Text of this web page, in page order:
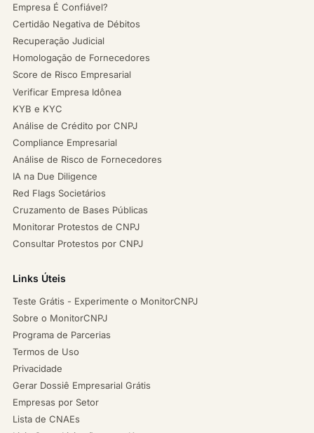
Empresa É Confiável?
Certidão Negativa de Débitos
Recuperação Judicial
Homologação de Fornecedores
Score de Risco Empresarial
Verificar Empresa Idônea
KYB e KYC
Análise de Crédito por CNPJ
Compliance Empresarial
Análise de Risco de Fornecedores
IA na Due Diligence
Red Flags Societários
Cruzamento de Bases Públicas
Monitorar Protestos de CNPJ
Consultar Protestos por CNPJ
Links Úteis
Teste Grátis - Experimente o MonitorCNPJ
Sobre o MonitorCNPJ
Programa de Parcerias
Termos de Uso
Privacidade
Gerar Dossiê Empresarial Grátis
Empresas por Setor
Lista de CNAEs